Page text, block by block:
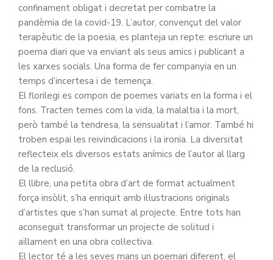
confinament obligat i decretat per combatre la
pandèmia de la covid-19. L’autor, convençut del valor
terapèutic de la poesia, es planteja un repte: escriure un
poema diari que va enviant als seus amics i publicant a
les xarxes socials. Una forma de fer companyia en un
temps d’incertesa i de temença.
El florilegi es compon de poemes variats en la forma i el
fons. Tracten temes com la vida, la malaltia i la mort,
però també la tendresa, la sensualitat i l’amor. També hi
troben espai les reivindicacions i la ironia. La diversitat
reflecteix els diversos estats anímics de l’autor al llarg
de la reclusió.
El llibre, una petita obra d’art de format actualment
força insòlit, s’ha enriquit amb il·lustracions originals
d’artistes que s’han sumat al projecte. Entre tots han
aconseguit transformar un projecte de solitud i
aïllament en una obra col·lectiva.
El lector té a les seves mans un poemari diferent, el